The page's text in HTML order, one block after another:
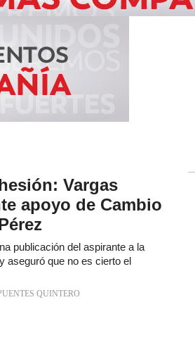
Vargas
apoyo de Cambio
publicación del aspirante a la
aseguró que no es cierto el
QUINTERO